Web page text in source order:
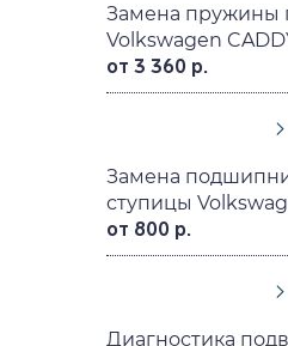
Замена пружины
Volkswagen
от 3 360 р.
Замена
ступицы
от 800 р.
Диагностика